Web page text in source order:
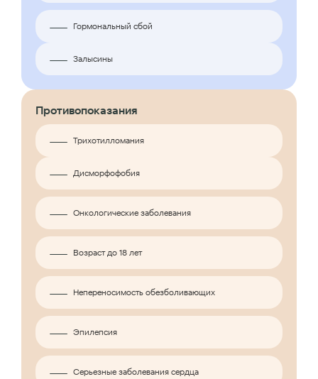
Гормональный сбой
Залысины
Противопоказания
Трихотилломания
Дисморфофобия
Онкологические заболевания
Возраст до 18 лет
Непереносимость обезболивающих
Эпилепсия
Серьезные заболевания сердца